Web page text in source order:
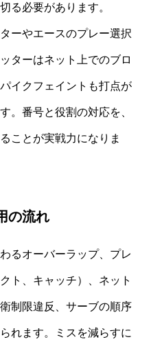
る必要があります。
ーやエースのプレー選択
ターはネット上でのブロ
イクフェイントも打点が
。番号と役割の対応を、
ことが実戦力になりま
の流れ
るオーバーラップ、プレ
ト、キャッチ）、ネット
制限違反、サーブの順序
れます。ミスを減らすに